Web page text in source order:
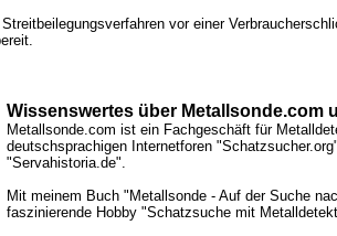
vor einer
Wissenswertes über Metallsonde.com
Metallsonde.com ist ein Fachgeschäft für
deutschsprachigen Internetforen
"Servahistoria.de".
Mit meinem Buch "Metallsonde - Auf der Suche
faszinierende Hobby "Schatzsuche mit